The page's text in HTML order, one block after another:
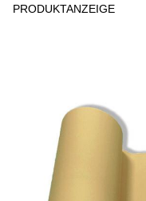
PRODUKTANZEIGE